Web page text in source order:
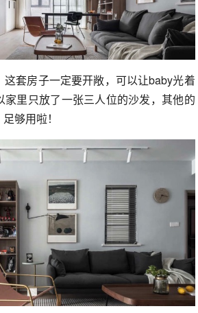
套房子一定要开敞，可以让baby光着
家里只放了一张三人位的沙发，其他的
够用啦！